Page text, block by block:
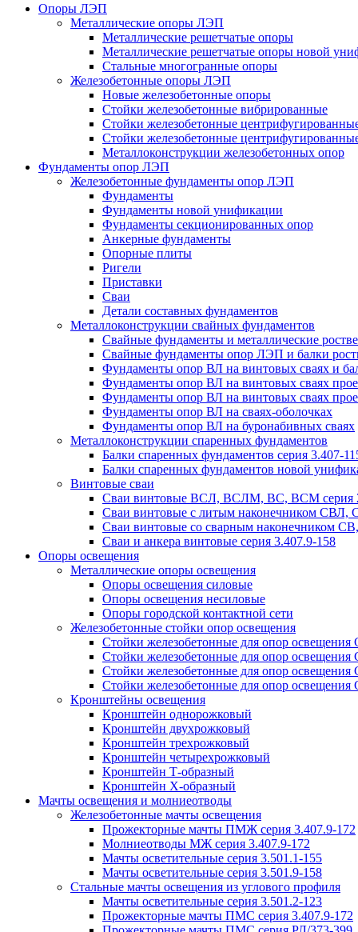
Опоры ЛЭП
Металлические опоры ЛЭП
Металлические решетчатые опоры
Металлические решетчатые опоры новой
Стальные многогранные опоры
Железобетонные опоры ЛЭП
Новые железобетонные опоры
Стойки железобетонные вибрированные
Стойки железобетонные
Стойки железобетонные
Металлоконструкции железобетонных опор
Фундаменты опор ЛЭП
Железобетонные фундаменты опор ЛЭП
Фундаменты
Фундаменты новой унификации
Фундаменты секционированных опор
Анкерные фундаменты
Опорные плиты
Ригели
Приставки
Сваи
Детали составных фундаментов
Металлоконструкции свайных фундаментов
Свайные фундаменты и металлические
Свайные фундаменты опор ЛЭП и балки
Фундаменты опор ВЛ на винтовых сваях и
Фундаменты опор ВЛ на винтовых сваях
Фундаменты опор ВЛ на винтовых сваях
Фундаменты опор ВЛ на сваях-оболочках
Фундаменты опор ВЛ на буронабивных сваях
Металлоконструкции спаренных фундаментов
Балки спаренных фундаментов серия 3.407-
Балки спаренных фундаментов новой
Винтовые сваи
Сваи винтовые ВСЛ, ВСЛМ, ВС, ВСМ серия
Сваи винтовые с литым наконечником
Сваи винтовые со сварным наконечником
Сваи и анкера винтовые серия 3.407.9-158
Опоры освещения
Металлические опоры освещения
Опоры освещения силовые
Опоры освещения несиловые
Опоры городской контактной сети
Железобетонные стойки опор освещения
Стойки железобетонные для опор
Стойки железобетонные для опор
Стойки железобетонные для опор
Стойки железобетонные для опор освещения
Кронштейны освещения
Кронштейн однорожковый
Кронштейн двухрожковый
Кронштейн трехрожковый
Кронштейн четырехрожковый
Кронштейн Т-образный
Кронштейн Х-образный
Мачты освещения и молниеотводы
Железобетонные мачты освещения
Прожекторные мачты ПМЖ серия 3.407.9-172
Молниеотводы МЖ серия 3.407.9-172
Мачты осветительные серия 3.501.1-155
Мачты осветительные серия 3.501.9-158
Стальные мачты освещения из углового профиля
Мачты осветительные серия 3.501.2-123
Прожекторные мачты ПМС серия 3.407.9-172